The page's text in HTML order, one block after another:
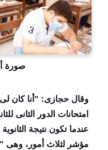
صورة
وقال حجازى: "أنا كان
امتحانات الدور الثانى
عندما تكون نتيجة
مؤشر لثلاث أمور،